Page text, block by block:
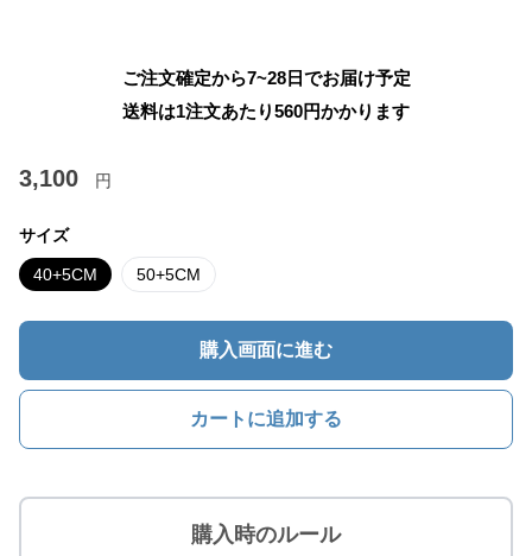
ご注文確定から7~28日でお届け予定
送料は1注文あたり560円かかります
3,100 円
サイズ
40+5CM 50+5CM
購入画面に進む
カートに追加する
購入時のルール